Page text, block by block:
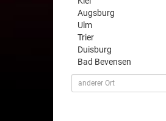
Augsburg
Ulm
Trier
Duisburg
Bad Bevensen